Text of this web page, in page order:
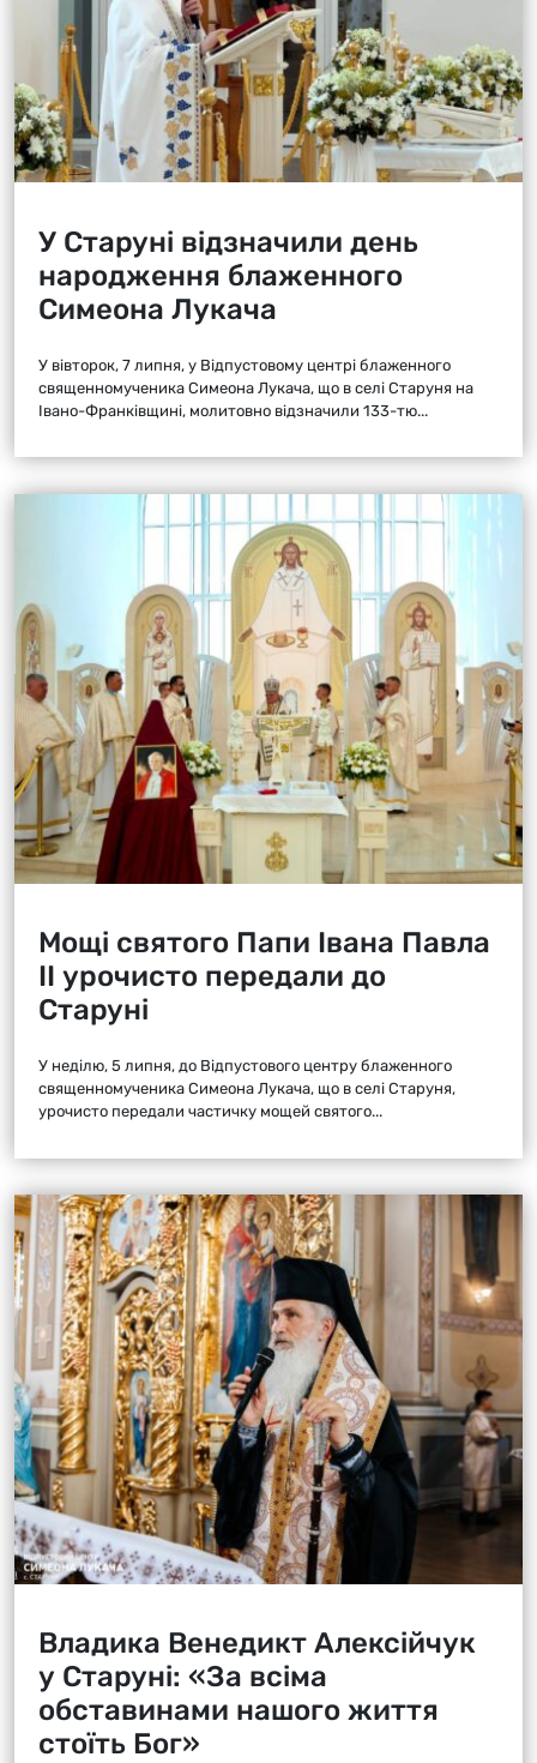
У Старуні відзначили день
народження блаженного
Симеона Лукача
У вівторок, 7 липня, у Відпустовому центрі блаженного
священномученика Симеона Лукача, що в селі Старуня на
Івано-Франківщині, молитовно відзначили 133-тю...
Мощі святого Папи Івана Павла
ІІ урочисто передали до
Старуні
У неділю, 5 липня, до Відпустового центру блаженного
священномученика Симеона Лукача, що в селі Старуня,
урочисто передали частичку мощей святого...
Владика Венедикт Алексійчук
у Старуні: «За всіма
обставинами нашого життя
стоїть Бог»